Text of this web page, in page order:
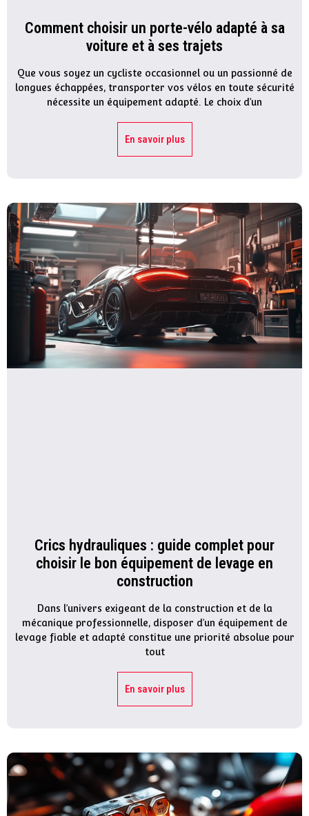
Comment choisir un porte-vélo adapté à sa
voiture et à ses trajets
Que vous soyez un cycliste occasionnel ou un passionné de
longues échappées, transporter vos vélos en toute sécurité
nécessite un équipement adapté. Le choix d’un
En savoir plus
Crics hydrauliques : guide complet pour
choisir le bon équipement de levage en
construction
Dans l’univers exigeant de la construction et de la
mécanique professionnelle, disposer d’un équipement de
levage fiable et adapté constitue une priorité absolue pour
tout
En savoir plus